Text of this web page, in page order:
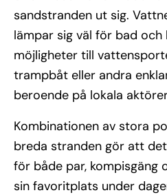
sandstranden ut sig.
lämpar sig väl för bad och
möjligheter till
trampbåt eller andra
beroende på lokala
Kombinationen av stora
breda stranden gör att
för både par, kompisgäng
sin favoritplats under